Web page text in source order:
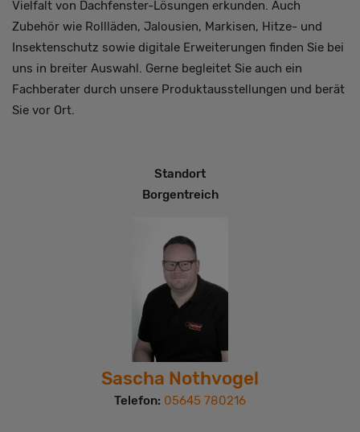
Vielfalt von Dachfenster-Lösungen erkunden. Auch
Zubehör wie Rollläden, Jalousien, Markisen, Hitze- und
Insektenschutz sowie digitale Erweiterungen finden Sie bei
uns in breiter Auswahl. Gerne begleitet Sie auch ein
Fachberater durch unsere Produktausstellungen und berät
Sie vor Ort.
Standort
Borgentreich
Sascha Nothvogel
Telefon: 05645 780216